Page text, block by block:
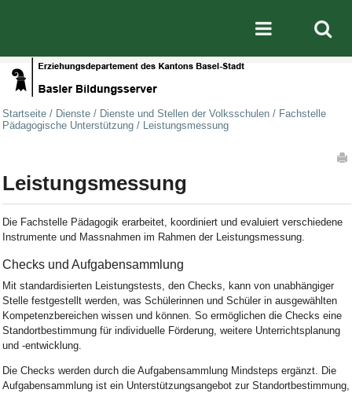
Mobile
Startseite / Dienste / Dienste und Stellen der Volksschulen / Fachstelle
Pädagogische Unterstützung /
Leistungsmessung
Leistungsmessung
Die Fachstelle Pädagogik erarbeitet, koordiniert und evaluiert verschiedene
Instrumente und Massnahmen im Rahmen der Leistungsmessung.
Checks und Aufgabensammlung
Mit standardisierten Leistungstests, den Checks, kann von unabhängiger
Stelle festgestellt werden, was Schülerinnen und Schüler in ausgewählten
Kompetenzbereichen wissen und können. So ermöglichen die Checks eine
Standortbestimmung für individuelle Förderung, weitere Unterrichtsplanung
und -entwicklung.
Die Checks werden durch die Aufgabensammlung Mindsteps ergänzt. Die
Aufgabensammlung ist ein Unterstützungsangebot zur Standortbestimmung,